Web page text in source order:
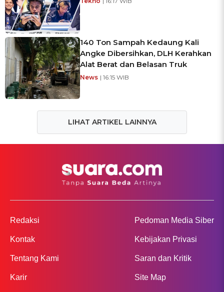
140 Ton Sampah Kedaung Kali
Angke Dibersihkan, DLH Kerahkan
Alat Berat dan Belasan Truk
News | 16:15 WIB
LIHAT ARTIKEL LAINNYA
Redaksi
Kontak
Tentang Kami
Karir
Pedoman Media Siber
Kebijakan Privasi
Saran dan Kritik
Site Map